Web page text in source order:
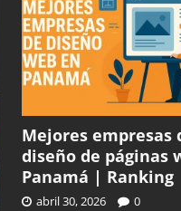
Mejores empresas
diseño de páginas
Panamá | Ranking
abril 30, 2026 0